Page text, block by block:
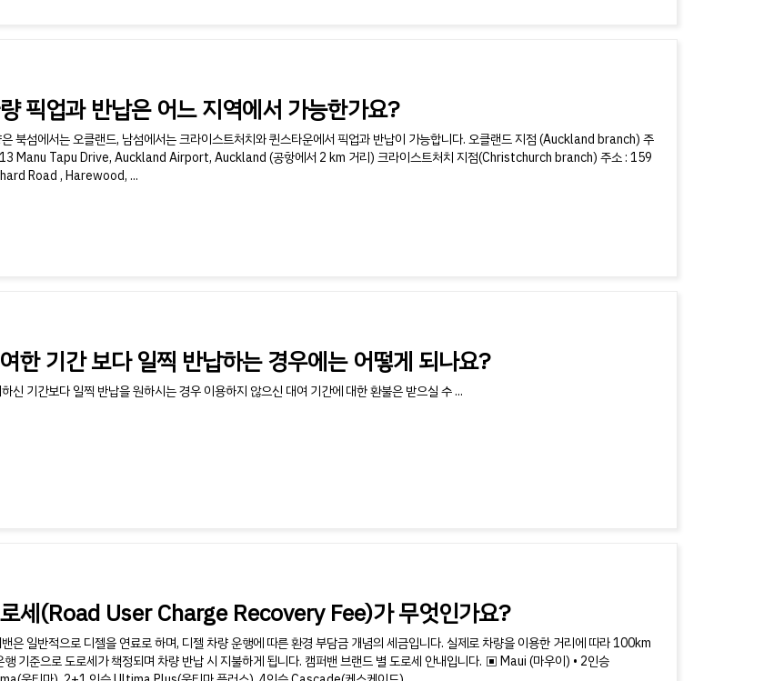
픽업과 반납은 어느 지역에서 가능한가요?
북섬에서는 오클랜드, 남섬에서는 크라이스트처치와 퀸스타운에서 픽업과 반납이 가능합니다. 오클랜드 지점 (Auckland branch) 주
Manu Tapu Drive, Auckland Airport, Auckland (공항에서 2 km 거리) 크라이스트처치 지점(Christchurch branch) 주소 : 159
Road , Harewood, ...
한 기간 보다 일찍 반납하는 경우에는 어떻게 되나요?
신 기간보다 일찍 반납을 원하시는 경우 이용하지 않으신 대여 기간에 대한 환불은 받으실 수 ...
세(Road User Charge Recovery Fee)가 무엇인가요?
은 일반적으로 디젤을 연료로 하며, 디젤 차량 운행에 따른 환경 부담금 개념의 세금입니다. 실제로 차량을 이용한 거리에 따라 100km
행 기준으로 도로세가 책정되며 차량 반납 시 지불하게 됩니다. 캠퍼밴 브랜드 별 도로세 안내입니다. ▣ Maui (마우이) • 2인승